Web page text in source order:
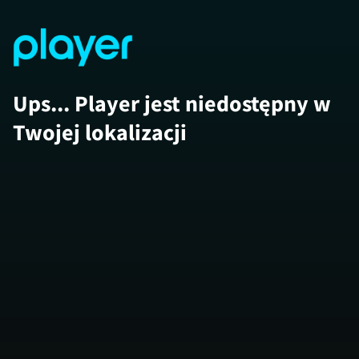
Ups... Player jest niedostępny w
Twojej lokalizacji